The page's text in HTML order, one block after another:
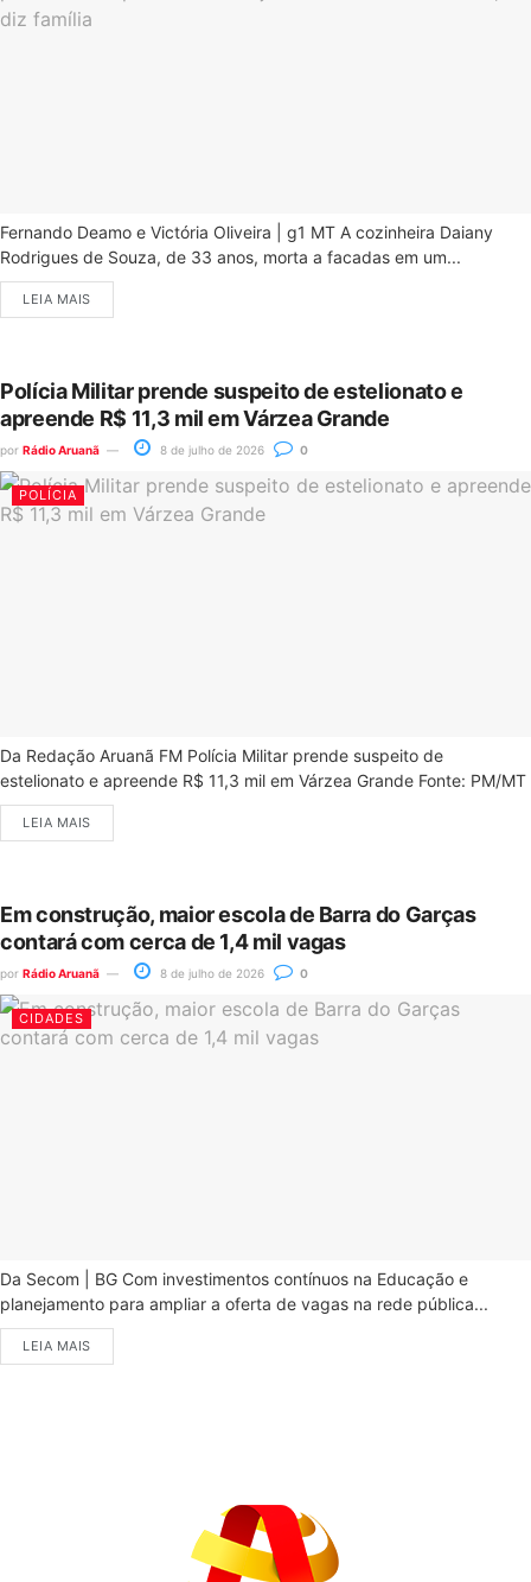
Fernando Deamo e Victória Oliveira | g1 MT A cozinheira Daiany
Rodrigues de Souza, de 33 anos, morta a facadas em um...
LEIA MAIS
Polícia Militar prende suspeito de estelionato e
apreende R$ 11,3 mil em Várzea Grande
por Rádio Aruanã 8 de julho de 2026 0
POLÍCIA
Da Redação Aruanã FM Polícia Militar prende suspeito de
estelionato e apreende R$ 11,3 mil em Várzea Grande Fonte: PM/MT
LEIA MAIS
Em construção, maior escola de Barra do Garças
contará com cerca de 1,4 mil vagas
por Rádio Aruanã 8 de julho de 2026 0
CIDADES
Da Secom | BG Com investimentos contínuos na Educação e
planejamento para ampliar a oferta de vagas na rede pública...
LEIA MAIS